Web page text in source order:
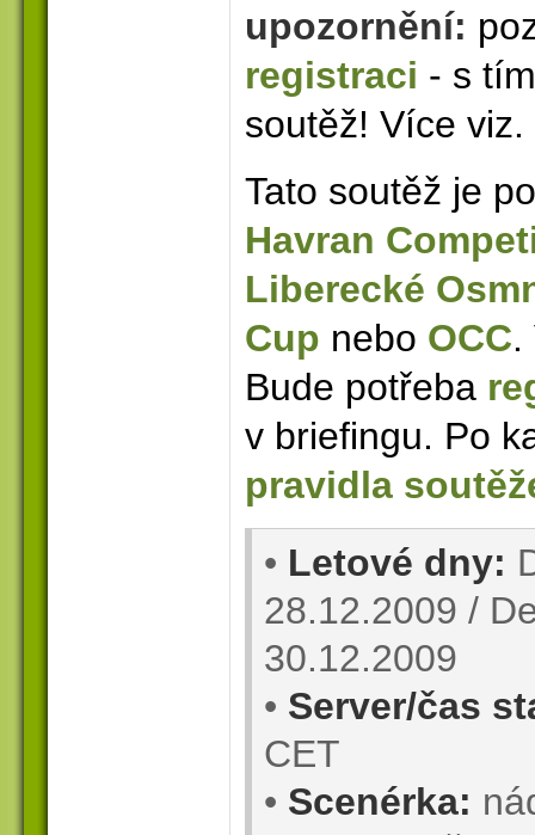
upozornění:
registraci - s
soutěž! Více viz.
Tato soutěž je
Havran
Liberecké
Cup nebo OCC.
Bude potřeba
v briefingu. Po
pravidla
• Letové dny:
28.12.2009 /
30.12.2009
• Server/čas
CET
• Scenérka: